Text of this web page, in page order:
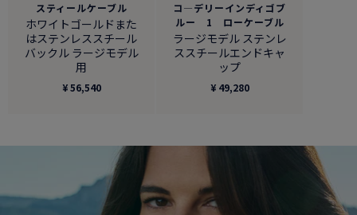
スティールケーブル
ホワイトゴールドまた
はステンレススチール
バックル ラージモデル
用
¥ 56,540
コ―デリーインディゴブ
ルー 1 ローケーブル
ラージモデル ステンレ
ススチールエンドキャ
ップ
¥ 49,280